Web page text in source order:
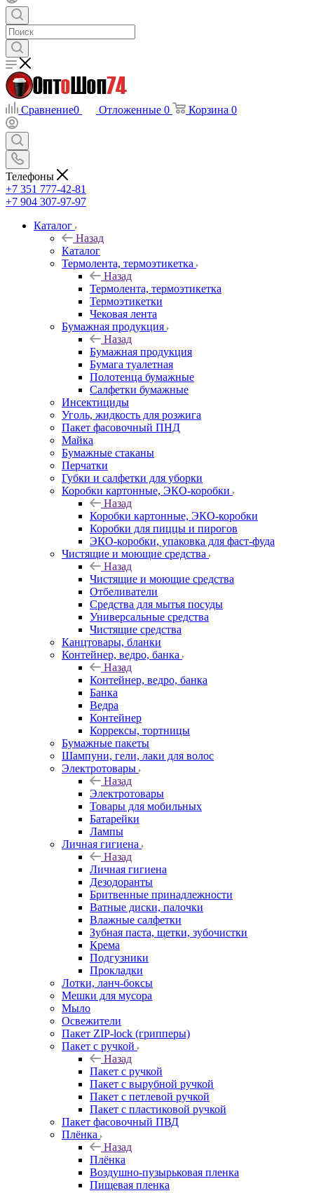
Сравнение0 Отложенные 0 Корзина 0
Телефоны
+7 351 777-42-81
+7 904 307-97-97
Каталог
Назад
Каталог
Термолента, термоэтикетка
Назад
Термолента, термоэтикетка
Термоэтикетки
Чековая лента
Бумажная продукция
Назад
Бумажная продукция
Бумага туалетная
Полотенца бумажные
Салфетки бумажные
Инсектициды
Уголь, жидкость для розжига
Пакет фасовочный ПНД
Майка
Бумажные стаканы
Перчатки
Губки и салфетки для уборки
Коробки картонные, ЭКО-коробки
Назад
Коробки картонные, ЭКО-коробки
Коробки для пиццы и пирогов
ЭКО-коробки, упаковка для фаст-фуда
Чистящие и моющие средства
Назад
Чистящие и моющие средства
Отбеливатели
Средства для мытья посуды
Универсальные средства
Чистящие средства
Канцтовары, бланки
Контейнер, ведро, банка
Назад
Контейнер, ведро, банка
Банка
Ведра
Контейнер
Коррексы, тортницы
Бумажные пакеты
Шампуни, гели, лаки для волос
Электротовары
Назад
Электротовары
Товары для мобильных
Батарейки
Лампы
Личная гигиена
Назад
Личная гигиена
Дезодоранты
Бритвенные принадлежности
Ватные диски, палочки
Влажные салфетки
Зубная паста, щетки, зубочистки
Крема
Подгузники
Прокладки
Лотки, ланч-боксы
Мешки для мусора
Мыло
Освежители
Пакет ZIP-lock (грипперы)
Пакет с ручкой
Назад
Пакет с ручкой
Пакет с вырубной ручкой
Пакет с петлевой ручкой
Пакет с пластиковой ручкой
Пакет фасовочный ПВД
Плёнка
Назад
Плёнка
Воздушно-пузырьковая пленка
Пищевая пленка